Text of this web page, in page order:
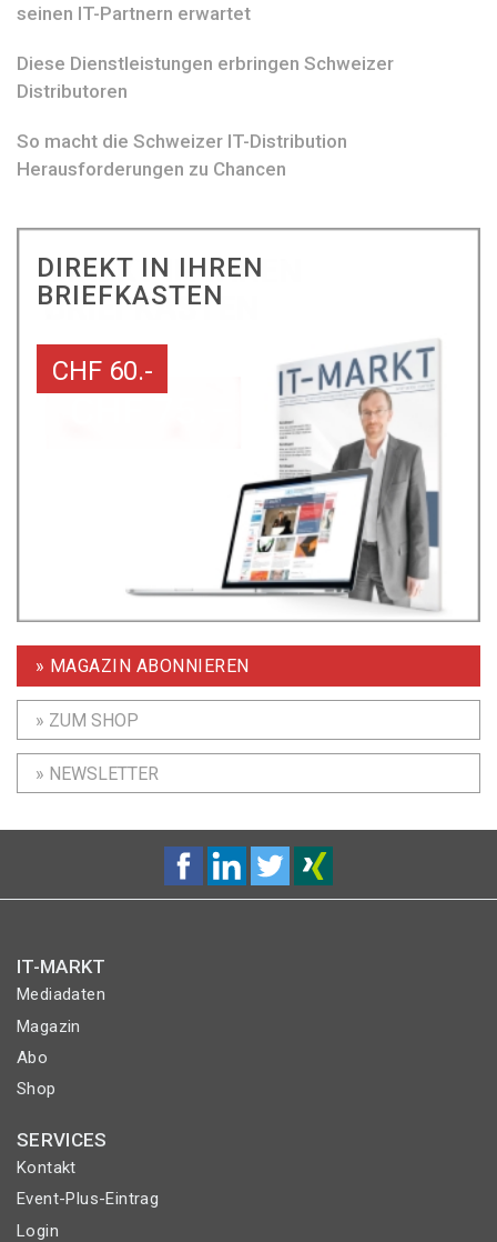
seinen IT-Partnern erwartet
Diese Dienstleistungen erbringen Schweizer
Distributoren
So macht die Schweizer IT-Distribution
Herausforderungen zu Chancen
DIREKT IN IHREN
BRIEFKASTEN
CHF 60.-
» MAGAZIN ABONNIEREN
» ZUM SHOP
» NEWSLETTER
IT-MARKT
Mediadaten
Magazin
Abo
Shop
SERVICES
Kontakt
Event-Plus-Eintrag
Login